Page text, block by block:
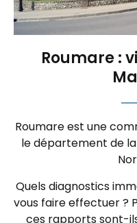
Roumare :
Roumare est une
le département de
Quels diagnostics
vous faire effectuer ?
ces rapports sont-